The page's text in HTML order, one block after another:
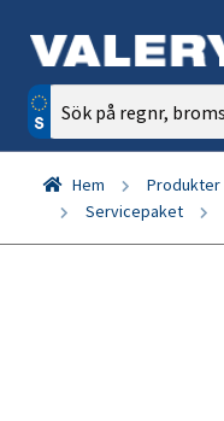
Sök
efter:
Hem Produkter
Servicepaket